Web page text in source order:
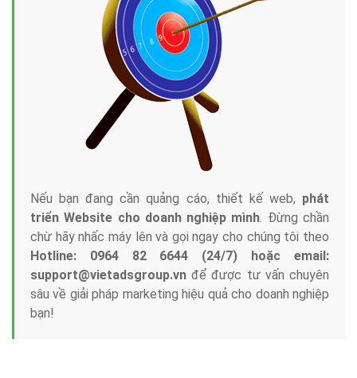
Nếu bạn đang cần quảng cáo, thiết kế web, phát
triển Website cho doanh nghiệp mình. Đừng chần
chừ hãy nhấc máy lên và gọi ngay cho chúng tôi theo
Hotline: 0964 82 6644 (24/7) hoặc email:
support@vietadsgroup.vn để được tư vấn chuyên
sâu về giải pháp marketing hiệu quả cho doanh nghiệp
bạn!